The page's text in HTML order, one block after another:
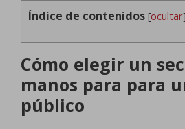
Índice de contenidos [ocultar]
Cómo elegir un
manos para para
público